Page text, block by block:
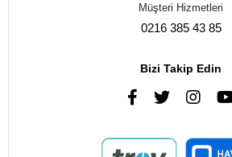
Müşteri Hizmetleri
0216 385 43 85
Bizi Takip Edin